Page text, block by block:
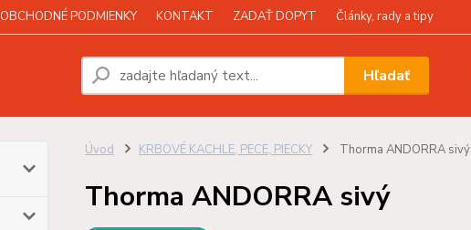
OBCHODNÉ PODMIENKY KONTAKT ZADAŤ DOPYT Články, rady a tipy
Hľadať
Úvod KRBOVÉ KACHLE, PECE, PIECKY Thorma ANDORRA sivý
Thorma ANDORRA sivý